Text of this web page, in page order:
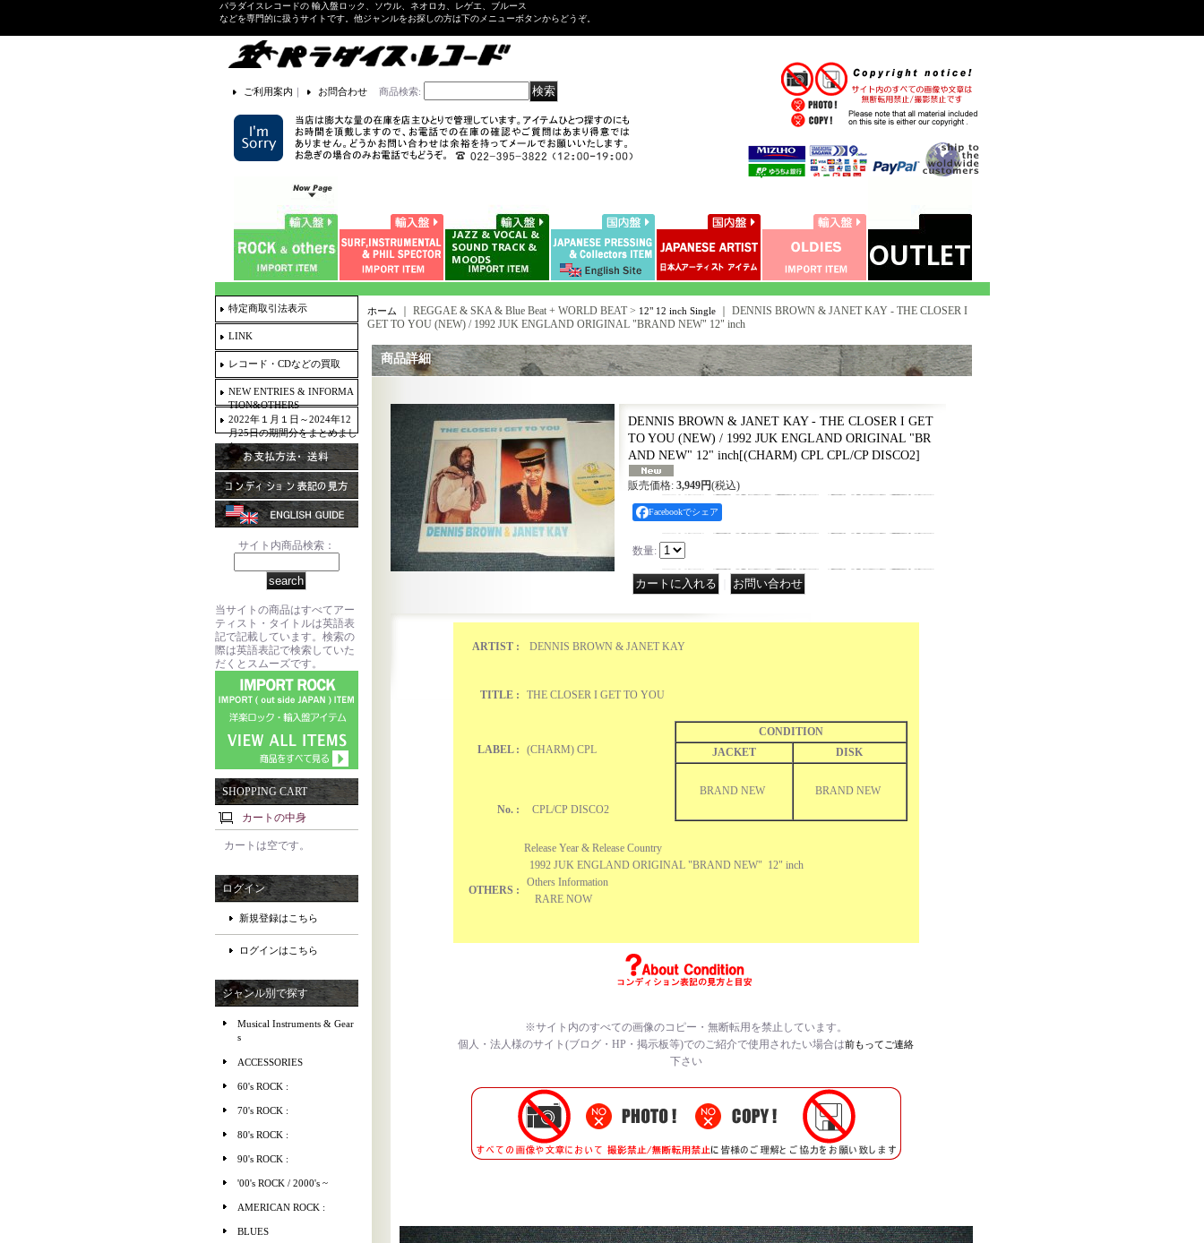
パラダイスレコードの 輸入盤ロック、ソウル、ネオロカ、レゲエ、ブルース
などを専門的に扱うサイトです。他ジャンルをお探しの方は下のメニューボタンからどうぞ。
ご利用案内 ｜ お問合わせ 商品検索:
特定商取引法表示
LINK
レコード・CDなどの買取
NEW ENTRIES & INFORMA
TION&OTHERS
2022年１月１日～2024年12
月25日の期間分をまとめまし
た。
サイト内商品検索：
当サイトの商品はすべてアー
ティスト・タイトルは英語表
記で記載しています。検索の
際は英語表記で検索していた
だくとスムーズです。
SHOPPING CART
カートの中身
カートは空です。
ログイン
新規登録はこちら
ログインはこちら
ジャンル別で探す
Musical Instruments & Gear
s
ACCESSORIES
60's ROCK :
70's ROCK :
80's ROCK :
90's ROCK :
'00's ROCK / 2000's ~
AMERICAN ROCK :
BLUES
ホーム ｜ REGGAE & SKA & Blue Beat + WORLD BEAT > 12" 12 inch Single
DENNIS BROWN & JANET KAY - THE CLOSER I
GET TO YOU (NEW) / 1992 JUK ENGLAND ORIGINAL "BRAND NEW" 12" inch
商品詳細
DENNIS BROWN & JANET KAY - THE CLOSER I GET
TO YOU (NEW) / 1992 JUK ENGLAND ORIGINAL "BR
AND NEW" 12" inch[(CHARM) CPL CPL/CP DISCO2]
販売価格: 3,949円(税込)
Facebookでシェア
数量:
ARTIST : DENNIS BROWN & JANET KAY
TITLE : THE CLOSER I GET TO YOU
LABEL : (CHARM) CPL
CONDITION
JACKET
DISK
BRAND NEW
BRAND NEW
No. :
CPL/CP DISCO2
OTHERS :
Release Year & Release Country
1992 JUK ENGLAND ORIGINAL "BRAND NEW" 12" inch
Others Information
RARE NOW
※サイト内のすべての画像のコピー・無断転用を禁止しています。
個人・法人様のサイト(ブログ・HP・掲示板等)でのご紹介で使用されたい場合は前もってご連絡
下さい